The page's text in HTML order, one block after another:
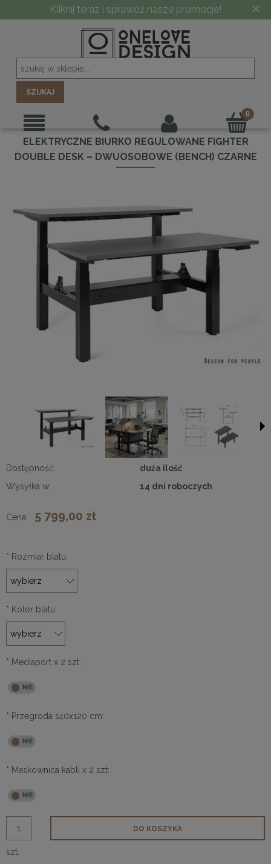
Kliknij teraz i sprawdź nasze promocje! ×
SZUKAJ
ELEKTRYCZNE BIURKO REGULOWANE FIGHTER
DOUBLE DESK – DWUOSOBOWE (BENCH) CZARNE
Dostępność:
duża ilość
Wysyłka w:
14 dni roboczych
Cena: 5 799,00 zł
* Rozmiar blatu:
* Kolor blatu:
* Mediaport x 2 szt:
* Przegroda 140x120 cm:
* Maskownica kabli x 2 szt:
szt.
DO KOSZYKA